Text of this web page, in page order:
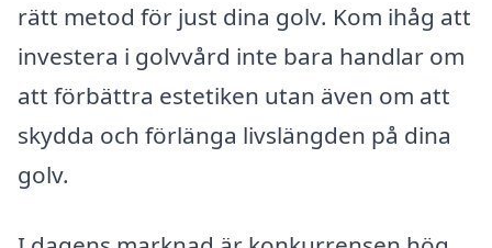
rätt metod för just dina golv. Kom ihåg att
investera i golvvård inte bara handlar om
att förbättra estetiken utan även om att
skydda och förlänga livslängden på dina
golv.